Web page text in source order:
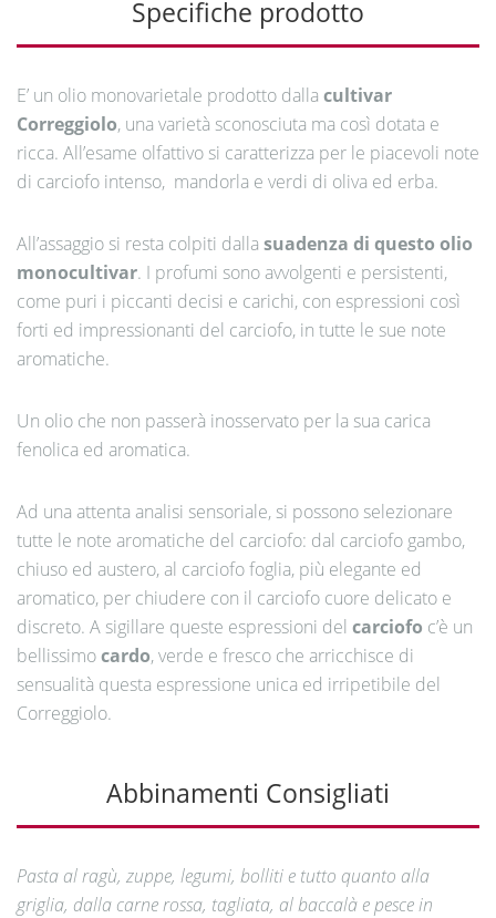
Specifiche prodotto
E’ un olio monovarietale prodotto dalla cultivar
Correggiolo, una varietà sconosciuta ma così dotata e
ricca. All’esame olfattivo si caratterizza per le piacevoli note
di carciofo intenso, mandorla e verdi di oliva ed erba.
All’assaggio si resta colpiti dalla suadenza di questo olio
monocultivar. I profumi sono avvolgenti e persistenti,
come puri i piccanti decisi e carichi, con espressioni così
forti ed impressionanti del carciofo, in tutte le sue note
aromatiche.
Un olio che non passerà inosservato per la sua carica
fenolica ed aromatica.
Ad una attenta analisi sensoriale, si possono selezionare
tutte le note aromatiche del carciofo: dal carciofo gambo,
chiuso ed austero, al carciofo foglia, più elegante ed
aromatico, per chiudere con il carciofo cuore delicato e
discreto. A sigillare queste espressioni del carciofo c’è un
bellissimocardo, verde e fresco che arricchisce di
sensualità questa espressione unica ed irripetibile del
Correggiolo.
Abbinamenti Consigliati
Pasta al ragù, zuppe, legumi, bolliti e tutto quanto alla
griglia, dalla carne rossa, tagliata, al baccalà e pesce in